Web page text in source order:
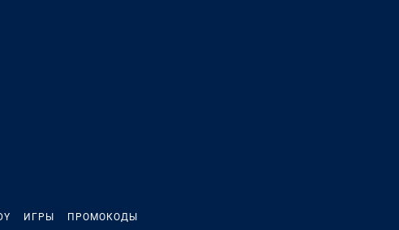
ИГРЫ ПРОМОКОДЫ